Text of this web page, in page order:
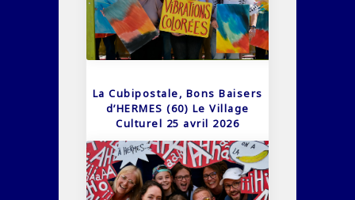
La Cubipostale, Bons Baisers
d’HERMES (60) Le Village
Culturel 25 avril 2026